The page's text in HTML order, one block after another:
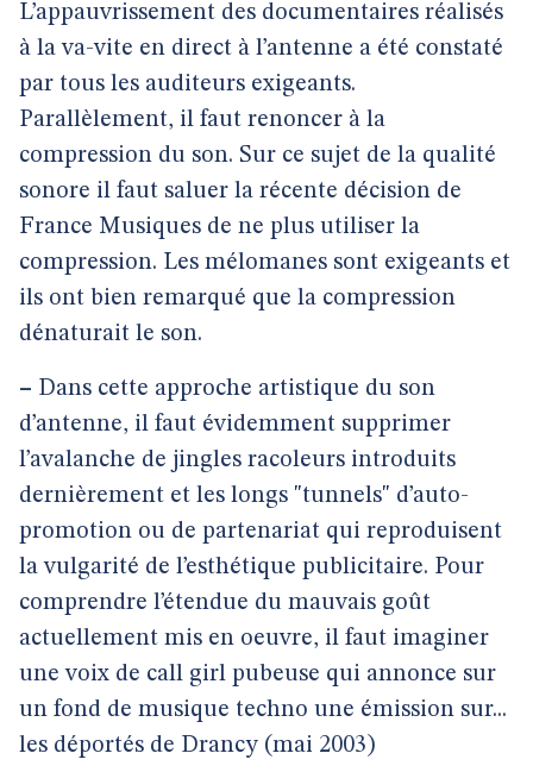
L’appauvrissement des documentaires réalisés
à la va-vite en direct à l’antenne a été constaté
par tous les auditeurs exigeants.
Parallèlement, il faut renoncer à la
compression du son. Sur ce sujet de la qualité
sonore il faut saluer la récente décision de
France Musiques de ne plus utiliser la
compression. Les mélomanes sont exigeants et
ils ont bien remarqué que la compression
dénaturait le son.
– Dans cette approche artistique du son
d’antenne, il faut évidemment supprimer
l’avalanche de jingles racoleurs introduits
dernièrement et les longs "tunnels" d’auto-
promotion ou de partenariat qui reproduisent
la vulgarité de l’esthétique publicitaire. Pour
comprendre l’étendue du mauvais goût
actuellement mis en oeuvre, il faut imaginer
une voix de call girl pubeuse qui annonce sur
un fond de musique techno une émission sur...
les déportés de Drancy (mai 2003)